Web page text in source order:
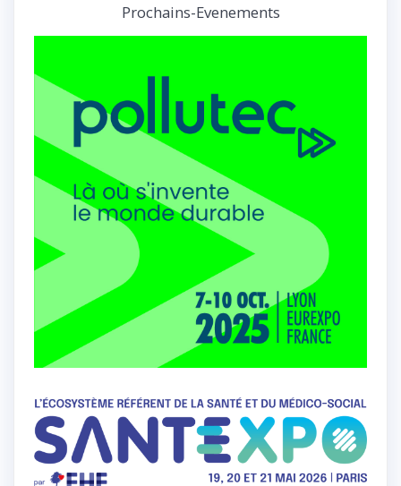
Prochains-Evenements